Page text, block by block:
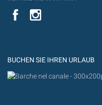
YouTube
BUCHEN SIE IHREN URLAUB